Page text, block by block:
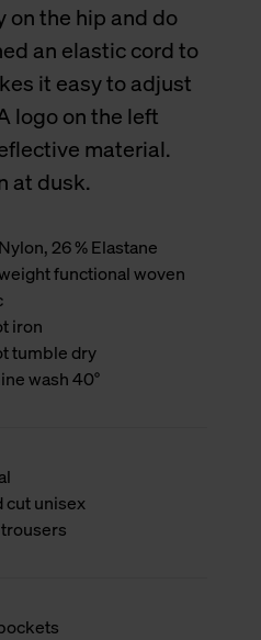
the hip and do
an elastic cord to
it easy to adjust
logo on the left
material.
at dusk.
26 % Elastane
functional woven
iron
tumble dry
wash 40°
cut unisex